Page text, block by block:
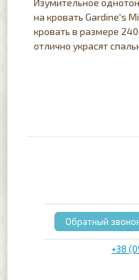
Изумительное
на кровать Gardine's
кровать в размере
отлично украсят
+38
Обратный